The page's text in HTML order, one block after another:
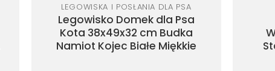
LEGOWISKA I POSŁANIA DLA PSA
Legowisko Domek dla Psa
Kota 38x49x32 cm Budka
Namiot Kojec Białe Miękkie